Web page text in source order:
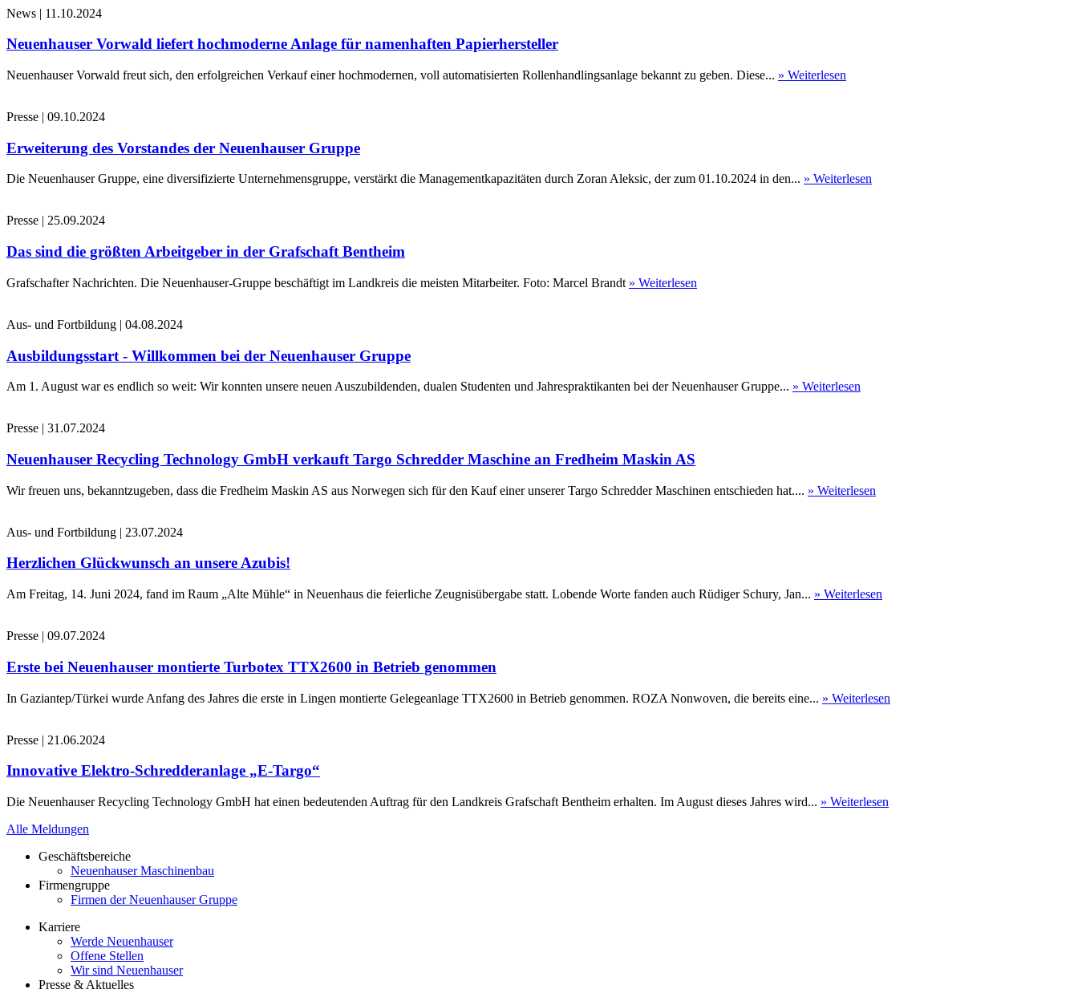
News | 11.10.2024
Neuenhauser Vorwald liefert hochmoderne Anlage für namenhaften Papierhersteller
Neuenhauser Vorwald freut sich, den erfolgreichen Verkauf einer hochmodernen, voll automatisierten Rollenhandlingsanlage bekannt zu geben. Diese... » Weiterlesen
Presse | 09.10.2024
Erweiterung des Vorstandes der Neuenhauser Gruppe
Die Neuenhauser Gruppe, eine diversifizierte Unternehmensgruppe, verstärkt die Managementkapazitäten durch Zoran Aleksic, der zum 01.10.2024 in den... » Weiterlesen
Presse | 25.09.2024
Das sind die größten Arbeitgeber in der Grafschaft Bentheim
Grafschafter Nachrichten. Die Neuenhauser-Gruppe beschäftigt im Landkreis die meisten Mitarbeiter. Foto: Marcel Brandt » Weiterlesen
Aus- und Fortbildung | 04.08.2024
Ausbildungsstart - Willkommen bei der Neuenhauser Gruppe
Am 1. August war es endlich so weit: Wir konnten unsere neuen Auszubildenden, dualen Studenten und Jahrespraktikanten bei der Neuenhauser Gruppe... » Weiterlesen
Presse | 31.07.2024
Neuenhauser Recycling Technology GmbH verkauft Targo Schredder Maschine an Fredheim Maskin AS
Wir freuen uns, bekanntzugeben, dass die Fredheim Maskin AS aus Norwegen sich für den Kauf einer unserer Targo Schredder Maschinen entschieden hat.... » Weiterlesen
Aus- und Fortbildung | 23.07.2024
Herzlichen Glückwunsch an unsere Azubis!
Am Freitag, 14. Juni 2024, fand im Raum „Alte Mühle“ in Neuenhaus die feierliche Zeugnisübergabe statt. Lobende Worte fanden auch Rüdiger Schury, Jan... » Weiterlesen
Presse | 09.07.2024
Erste bei Neuenhauser montierte Turbotex TTX2600 in Betrieb genommen
In Gaziantep/Türkei wurde Anfang des Jahres die erste in Lingen montierte Gelegeanlage TTX2600 in Betrieb genommen. ROZA Nonwoven, die bereits eine... » Weiterlesen
Presse | 21.06.2024
Innovative Elektro-Schredderanlage „E-Targo“
Die Neuenhauser Recycling Technology GmbH hat einen bedeutenden Auftrag für den Landkreis Grafschaft Bentheim erhalten. Im August dieses Jahres wird... » Weiterlesen
Alle Meldungen
Geschäftsbereiche
Neuenhauser Maschinenbau
Firmengruppe
Firmen der Neuenhauser Gruppe
Karriere
Werde Neuenhauser
Offene Stellen
Wir sind Neuenhauser
Presse & Aktuelles